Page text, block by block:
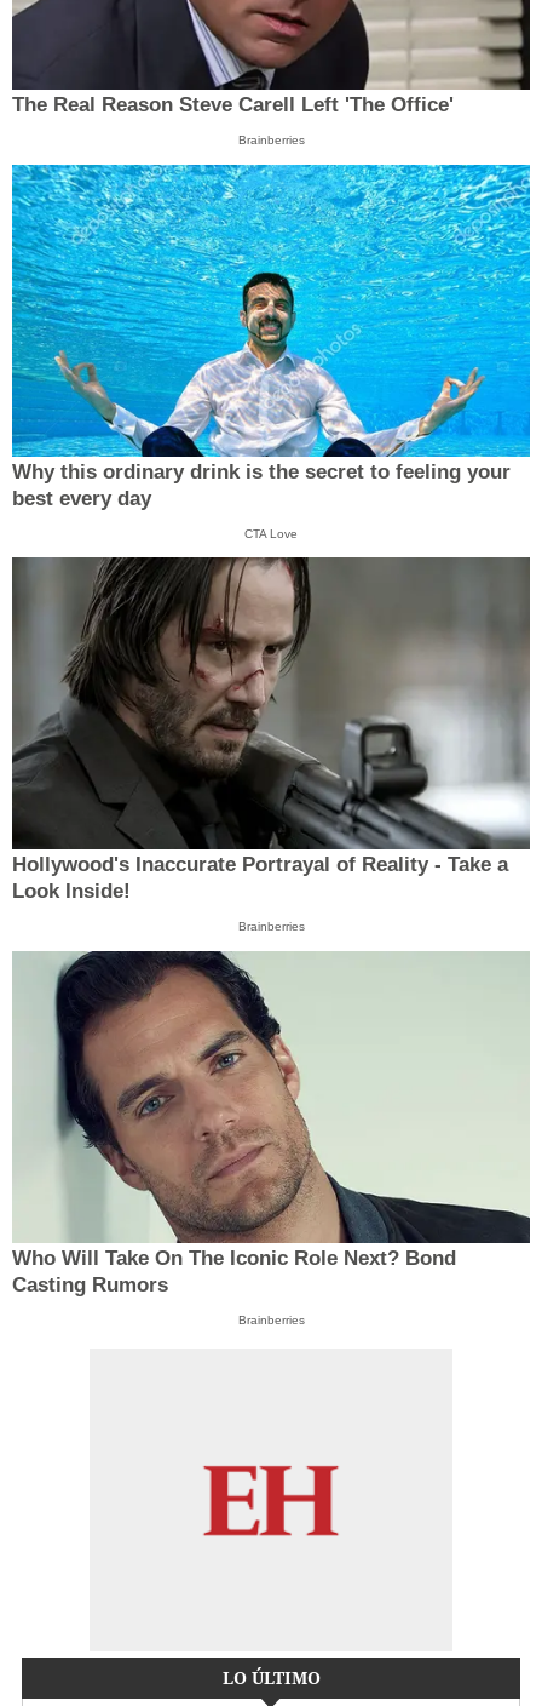
The Real Reason Steve Carell Left 'The Office'
Brainberries
Why this ordinary drink is the secret to feeling your
best every day
CTA Love
Hollywood's Inaccurate Portrayal of Reality - Take a
Look Inside!
Brainberries
Who Will Take On The Iconic Role Next? Bond
Casting Rumors
Brainberries
LO ÚLTIMO